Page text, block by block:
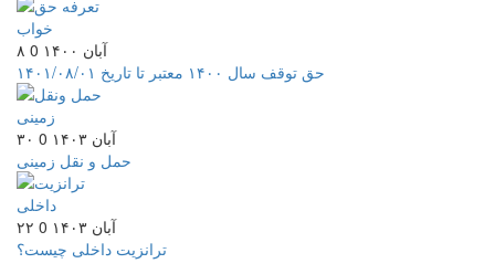
۸ آبان ۱۴۰۰
0
حق توقف سال ۱۴۰۰ معتبر تا تاریخ ۱۴۰۱/۰۸/۰۱
۳۰ آبان ۱۴۰۳
0
حمل و نقل زمینی
۲۲ آبان ۱۴۰۳
0
ترانزیت داخلی چیست؟